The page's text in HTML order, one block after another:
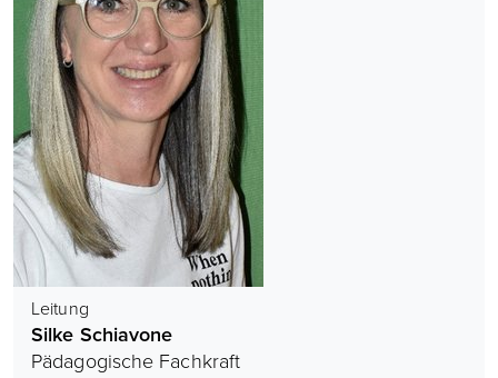
Leitung
Silke Schiavone
Pädagogische Fachkraft